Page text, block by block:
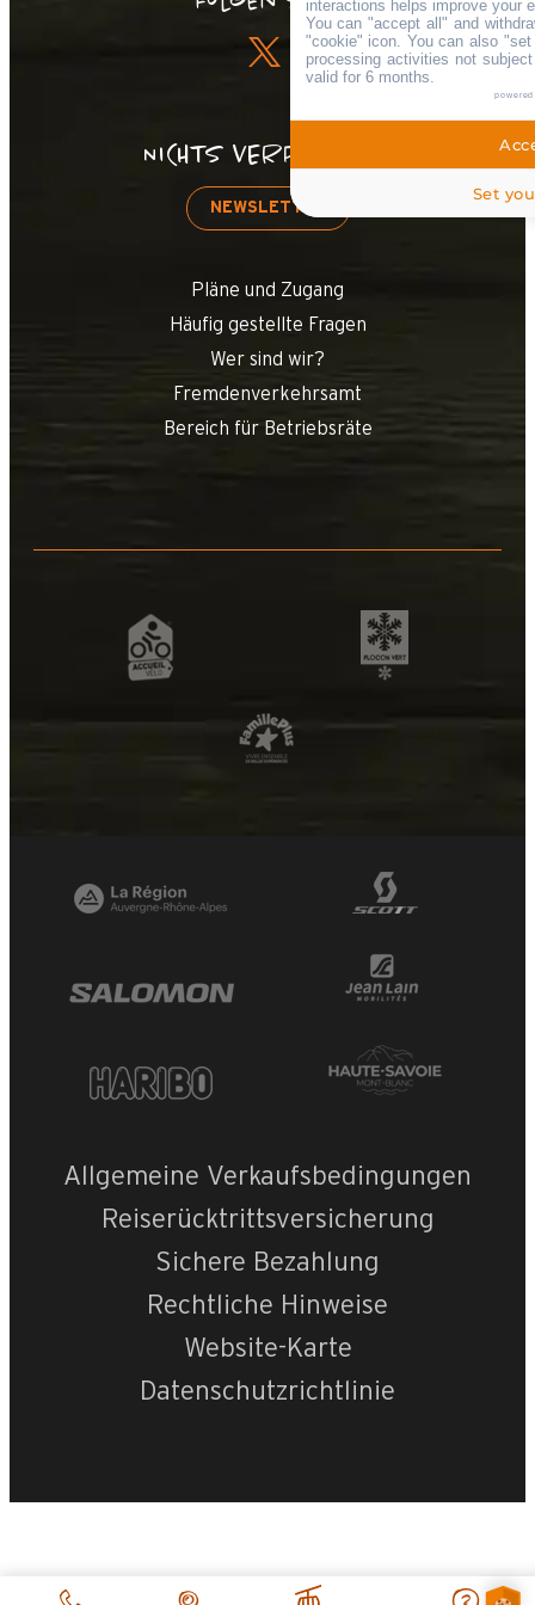
NICHTS VERPASSEN!
NEWSLETTER
Pläne und Zugang
Häufig gestellte Fragen
Wer sind wir?
Fremdenverkehrsamt
Bereich für Betriebsräte
Allgemeine Verkaufsbedingungen
Reiserücktrittsversicherung
Sichere Bezahlung
Rechtliche Hinweise
Website-Karte
Datenschutzrichtlinie
interactions helps improve your
You can "accept all" and
"cookie" icon. You can also
processing activities not
valid for 6 months.
Set